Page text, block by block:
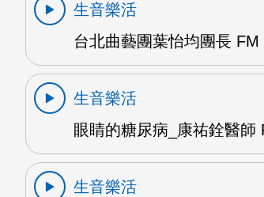
生音樂活
台北曲藝團葉怡均團長 FM
生音樂活
眼睛的糖尿病_康祐銓醫師
生音樂活